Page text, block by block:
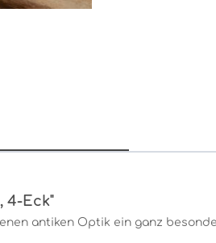
4-Eck"
antiken Optik ein ganz